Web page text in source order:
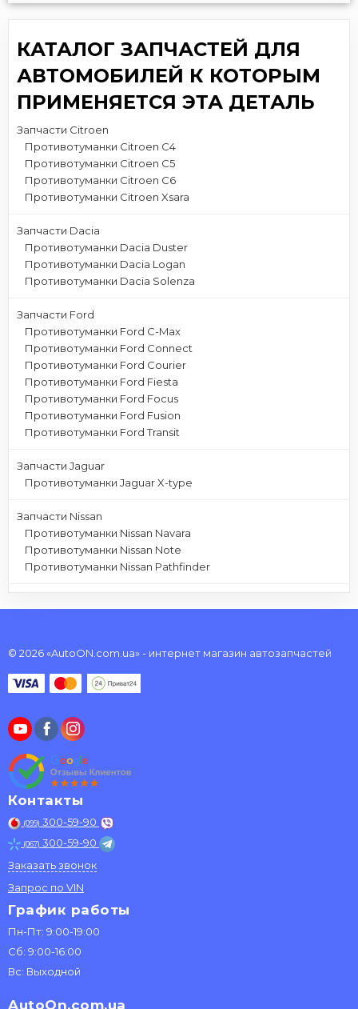
КАТАЛОГ ЗАПЧАСТЕЙ ДЛЯ
АВТОМОБИЛЕЙ К КОТОРЫМ
ПРИМЕНЯЕТСЯ ЭТА ДЕТАЛЬ
Запчасти Citroen
Противотуманки Citroen C4
Противотуманки Citroen C5
Противотуманки Citroen C6
Противотуманки Citroen Xsara
Запчасти Dacia
Противотуманки Dacia Duster
Противотуманки Dacia Logan
Противотуманки Dacia Solenza
Запчасти Ford
Противотуманки Ford C-Max
Противотуманки Ford Connect
Противотуманки Ford Courier
Противотуманки Ford Fiesta
Противотуманки Ford Focus
Противотуманки Ford Fusion
Противотуманки Ford Transit
Запчасти Jaguar
Противотуманки Jaguar X-type
Запчасти Nissan
Противотуманки Nissan Navara
Противотуманки Nissan Note
Противотуманки Nissan Pathfinder
© 2026 «AutoON.com.ua» - интернет магазин автозапчастей
Контакты
(099) 300-59-90
(067) 300-59-90
Заказать звонок
Запрос по VIN
График работы
Пн-Пт: 9:00-19:00
Сб: 9:00-16:00
Вс: Выходной
AutoOn.com.ua